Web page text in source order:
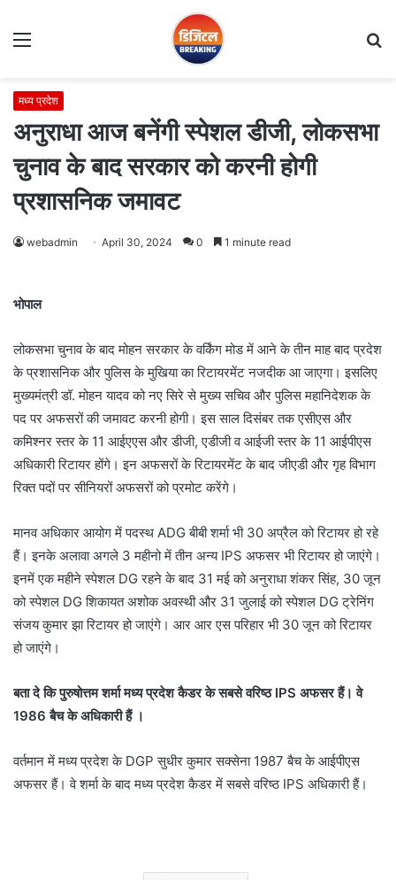
Menu
मध्य प्रदेश
अनुराधा आज बनेंगी स्पेशल डीजी, लोकसभा
चुनाव के बाद सरकार को करनी होगी
प्रशासनिक जमावट
webadmin April 30, 2024 0 1 minute read
भोपाल
लोकसभा चुनाव के बाद मोहन सरकार के वर्किंग मोड में आने के तीन माह बाद प्रदेश
के प्रशासनिक और पुलिस के मुखिया का रिटायरमेंट नजदीक आ जाएगा। इसलिए
मुख्यमंत्री डॉ. मोहन यादव को नए सिरे से मुख्य सचिव और पुलिस महानिदेशक के
पद पर अफसरों की जमावट करनी होगी। इस साल दिसंबर तक एसीएस और
कमिश्नर स्तर के 11 आईएएस और डीजी, एडीजी व आईजी स्तर के 11 आईपीएस
अधिकारी रिटायर होंगे। इन अफसरों के रिटायरमेंट के बाद जीएडी और गृह विभाग
रिक्त पदों पर सीनियरों अफसरों को प्रमोट करेंगे।
मानव अधिकार आयोग में पदस्थ ADG बीबी शर्मा भी 30 अप्रैल को रिटायर हो रहे
हैं। इनके अलावा अगले 3 महीनो में तीन अन्य IPS अफसर भी रिटायर हो जाएंगे।
इनमें एक महीने स्पेशल DG रहने के बाद 31 मई को अनुराधा शंकर सिंह, 30 जून
को स्पेशल DG शिकायत अशोक अवस्थी और 31 जुलाई को स्पेशल DG ट्रेनिंग
संजय कुमार झा रिटायर हो जाएंगे। आर आर एस परिहार भी 30 जून को रिटायर
हो जाएंगे।
बता दे कि पुरुषोत्तम शर्मा मध्य प्रदेश कैडर के सबसे वरिष्ठ IPS अफसर हैं। वे
1986 बैच के अधिकारी हैं ।
वर्तमान में मध्य प्रदेश के DGP सुधीर कुमार सक्सेना 1987 बैच के आईपीएस
अफसर हैं। वे शर्मा के बाद मध्य प्रदेश कैडर में सबसे वरिष्ठ IPS अधिकारी हैं।